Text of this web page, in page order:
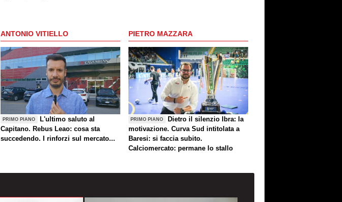
ANTONIO VITIELLO
PRIMO PIANO
L'ultimo saluto al
Capitano. Rebus Leao: cosa sta
succedendo. I rinforzi sul mercato...
PIETRO MAZZARA
PRIMO PIANO
Dietro il silenzio Ibra: la
motivazione. Curva Sud intitolata a
Baresi: si faccia subito.
Calciomercato: permane lo stallo